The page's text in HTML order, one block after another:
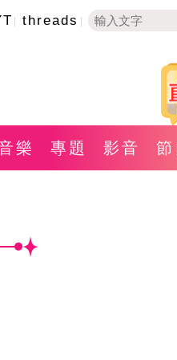
threads
樂 專題 影音 節